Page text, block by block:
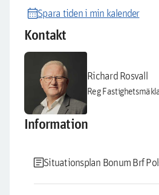
calendar_monthSpara tiden i min kalender
Kontakt
Richard Rosvall
Reg
Information
articleSituationsplan Bonum Brf